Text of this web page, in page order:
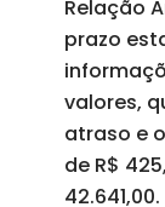
Relação
prazo
valores,
atraso e
de R$
42.641,00.